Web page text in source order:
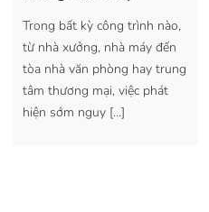
Trong bất kỳ công trình nào,
từ nhà xưởng, nhà máy đến
tòa nhà văn phòng hay trung
tâm thương mại, việc phát
hiện sớm nguy […]